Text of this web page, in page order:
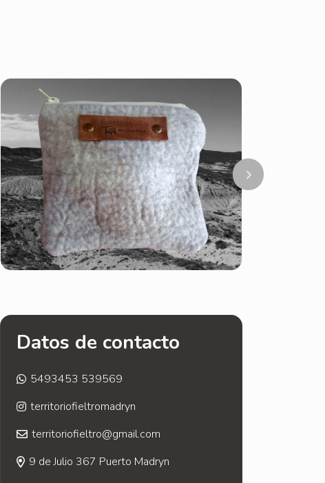
Datos de contacto
5493453 539569
territoriofieltromadryn
territoriofieltro@gmail.com
9 de Julio 367 Puerto Madryn